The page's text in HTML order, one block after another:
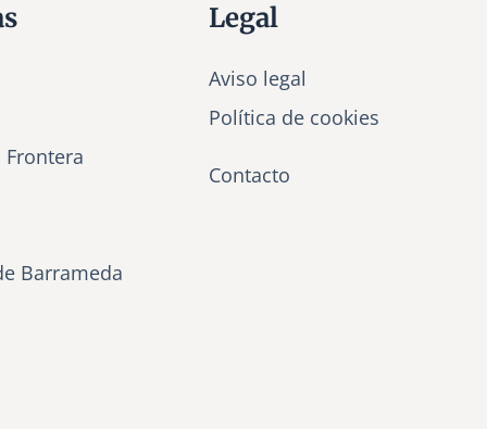
Frontera
Barrameda
Legal
Aviso legal
Política de cookies
Contacto